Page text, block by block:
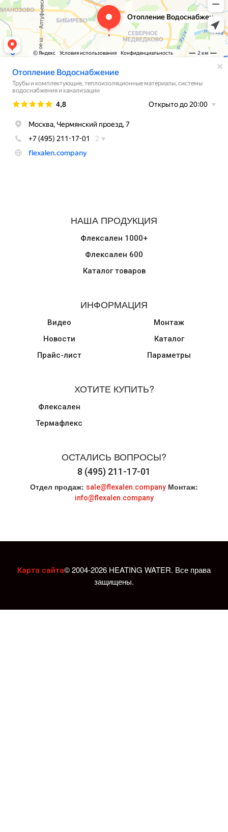
НАША ПРОДУКЦИЯ
Флексален 1000+
Флексален 600
Каталог товаров
ИНФОРМАЦИЯ
Видео
Новости
Прайс-лист
Монтаж
Каталог
Параметры
ХОТИТЕ КУПИТЬ?
Флексален
Термафлекс
ОСТАЛИСЬ ВОПРОСЫ?
8 (495) 211-17-01
Отдел продаж: sale@flexalen.company Монтаж:
info@flexalen.company
Карта сайта© 2004-2026 HEATING WATER. Все права
защищены.